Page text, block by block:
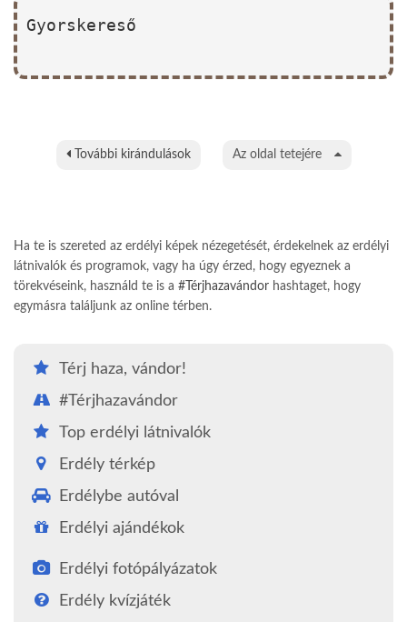
Gyorskereső
További kirándulások Az oldal tetejére
Ha te is szereted az erdélyi képek nézegetését, érdekelnek az erdélyi
látnivalók és programok, vagy ha úgy érzed, hogy egyeznek a
törekvéseink, használd te is a #Térjhazavándor hashtaget, hogy
egymásra találjunk az online térben.
Térj haza, vándor!
#Térjhazavándor
Top erdélyi látnivalók
Erdély térkép
Erdélybe autóval
Erdélyi ajándékok
Erdélyi fotópályázatok
Erdély kvízjáték